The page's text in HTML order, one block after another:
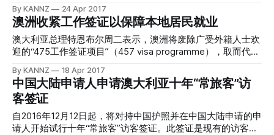
约。另外，澳大利亚的“交管局”目前大部分情况下需要新西兰
驾照转换申请人，申请 NZTA Certificate of Particulars，作为
证明新西兰驾照真实性的文件，
宗却是澳洲蜘蛛中几乎没有毒性、性情也温顺的“黑屋蜘
蛛”Black house spider，只不过到了新西兰，变得灰色了一些
没有那么黑。 雌性灰屋蜘蛛 / image source: wikipedia 灰屋
蜘蛛简介 grey house spider 灰屋蜘蛛通体灰黑色，长得粗
译，就是“唯恐我们忘记”“很担心大家忘掉”，但是翻译的精妙
就在于用一种优美的语言来表述另外一种优美的语言，于是，
Lest We Forget 就传神的翻译为 “永志不忘”。 Last We
Forget，永志不忘，翻译绝对属于“信达雅”的级别。 澳新军团
加里波利之战牺牲的澳大利亚和新西兰联合军团（简称澳新军
团）将士的日子。澳新军团日的全称是：Australian and New
Zealand Army Corps，缩写为 ANZAC。
By KANNZ 24 Apr 2017
澳洲收紧工作签证以保障本地居民就业
澳大利亚总理特恩布尔周二表示，澳洲将废除广受外籍人士欢
迎的“475工作签证项目”（457 visa programme），取而代之
能。澳大利亚总理是在推特 Twitter 上向公众发布该消息的，
该消息出现后在澳洲的华人圈中进行了迅速传播。 特恩布尔
在新闻发布会上表示：“我们将结束457签证项目，因为它已经
完全失去了它应有的价值。” image source: pixabay.com 特
恩布尔当天在网络社交媒体的声明中表示，“我们的改革会有
By KANNZ 18 Apr 2017
中国大陆申请人申请澳大利亚十年“常旅客”访
客签证
自2016年12月12日起，将对持中国护照并在中国大陆申请的申
请人开始试行十年“常旅客”访客签证。此签证是现有的访客签